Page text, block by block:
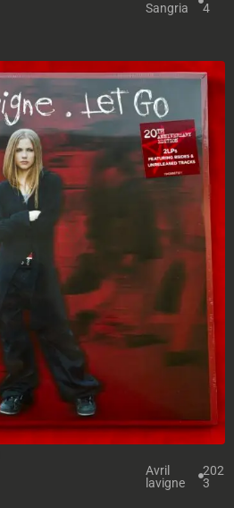
Sangria
4
Avril
lavigne
202
3